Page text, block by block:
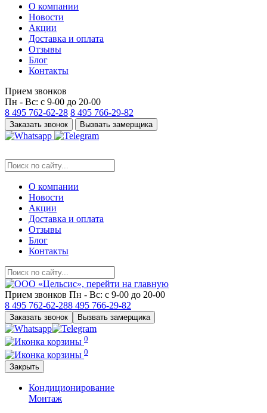
О компании
Новости
Акции
Доставка и оплата
Отзывы
Блог
Контакты
Прием звонков
Пн - Вс: с 9-00 до 20-00
8 495 762-62-28 8 495 766-29-82
Заказать звонок Вызвать замерщика
О компании
Новости
Акции
Доставка и оплата
Отзывы
Блог
Контакты
Прием звонков Пн - Вс: с 9-00 до 20-00
8 495 762-62-288 495 766-29-82
Заказать звонок Вызвать замерщика
0
0
Закрыть
Кондиционирование
Монтаж